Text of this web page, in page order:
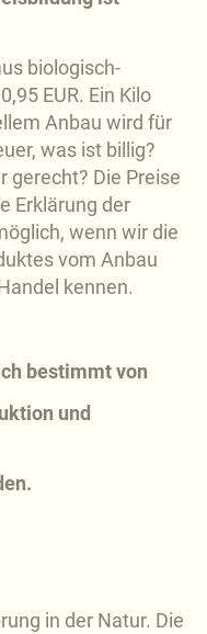
biologisch-
EUR. Ein Kilo
Anbau wird für
was ist billig?
gerecht? Die Preise
Erklärung der
wenn wir die
vom Anbau
kennen.
bestimmt von
und
in der Natur. Die